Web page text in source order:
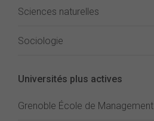
Sciences naturelles
Sociologie
Universités plus actives
Grenoble École de Management